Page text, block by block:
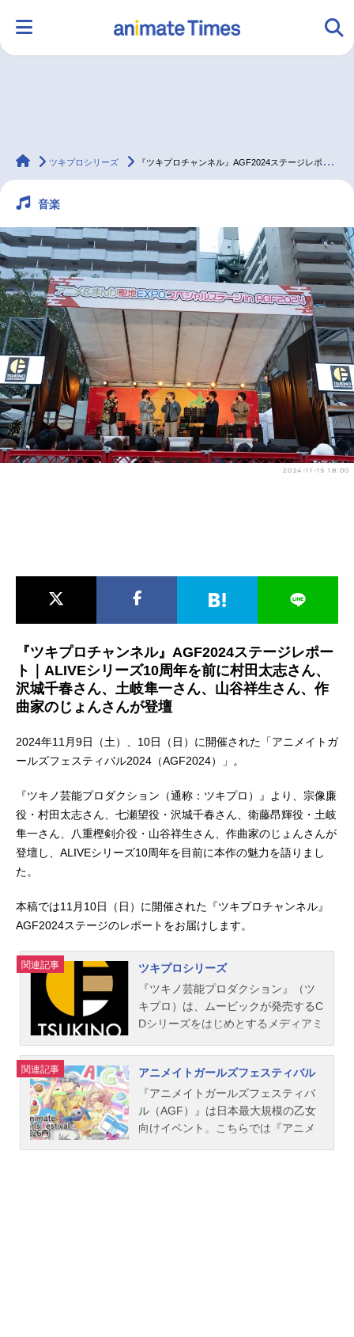
ラジオ みんなの声 グッズ 映画
2.5次元 配信・Vtuber トレンド 無料マンガ
最新記事一覧
アニメ記事一覧 声優記事一覧
アニメ映画一覧 実写化映画一覧
今期アニメ曜日別一覧
春アニメ 夏アニメ
animateTimes
ツキプロシリーズ 『ツキプロチャンネル』AGF2024ステージレポート
音楽
2024-11-15 18:00
『ツキプロチャンネル』AGF2024ステージレポー
ト｜ALIVEシリーズ10周年を前に村田太志さん、
沢城千春さん、土岐隼一さん、山谷祥生さん、作
曲家のじょんさんが登壇
2024年11月9日（土）、10日（日）に開催された「アニメイトガ
ールズフェスティバル2024（AGF2024）」。
『ツキノ芸能プロダクション（通称：ツキプロ）』より、宗像廉
役・村田太志さん、七瀬望役・沢城千春さん、衛藤昂輝役・土岐
隼一さん、八重樫剣介役・山谷祥生さん、作曲家のじょんさんが
登壇し、ALIVEシリーズ10周年を目前に本作の魅力を語りまし
た。
本稿では11月10日（日）に開催された『ツキプロチャンネル』
AGF2024ステージのレポートをお届けします。
関連記事
ツキプロシリーズ
『ツキノ芸能プロダクション』（ツ
キプロ）は、ムービックが発売するC
Dシリーズをはじめとするメディアミ
務所。こちらでは、『ツキノ芸能プ
ロダクション』に所属するアイドル
の活動を描く作品の情報をご紹介し
ます。
関連記事
アニメイトガールズフェスティバル
『アニメイトガールズフェスティバ
ル（AGF）』は日本最大規模の乙女
向けイベント。こちらでは『アニメ